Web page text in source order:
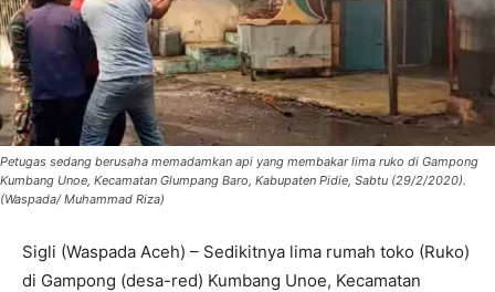
Petugas sedang berusaha memadamkan api yang membakar lima ruko di Gampong
Kumbang Unoe, Kecamatan Glumpang Baro, Kabupaten Pidie, Sabtu (29/2/2020).
(Waspada/ Muhammad Riza)
Sigli (Waspada Aceh) – Sedikitnya lima rumah toko (Ruko)
di Gampong (desa-red) Kumbang Unoe, Kecamatan